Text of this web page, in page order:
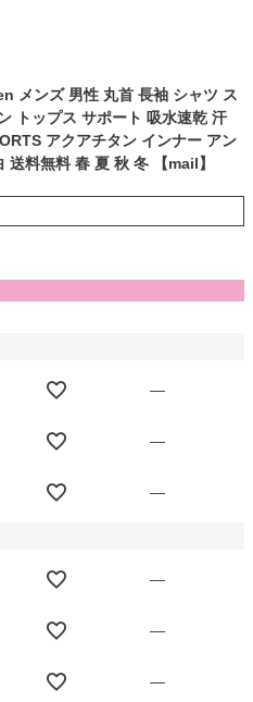
メンズ 男性 丸首 長袖 シャツ ス
トップス サポート 吸水速乾 汗
アクアチタン インナー アン
料無料 春 夏 秋 冬 【mail】
—
—
—
—
—
—